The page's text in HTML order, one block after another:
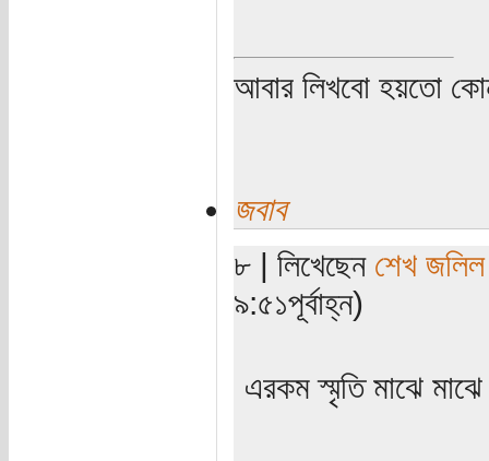
আবার লিখবো হয়তো
জবাব
৮ | লিখেছেন শেখ জলিল
৯:৫১পূর্বাহ্ন)
এরকম স্মৃতি মাঝে